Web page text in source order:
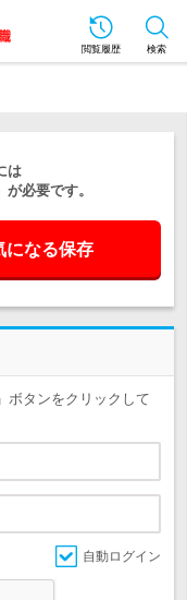
閲覧履歴 検索
は
必要です。
になる保存
ボタンをクリックして
自動ログイン